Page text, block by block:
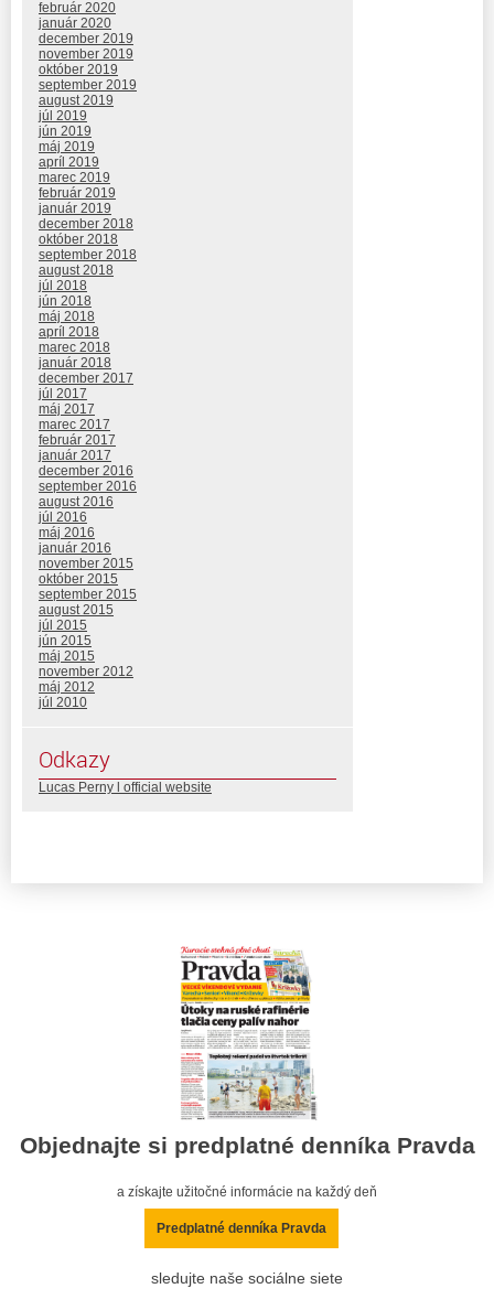
február 2020
január 2020
december 2019
november 2019
október 2019
september 2019
august 2019
júl 2019
jún 2019
máj 2019
apríl 2019
marec 2019
február 2019
január 2019
december 2018
október 2018
september 2018
august 2018
júl 2018
jún 2018
máj 2018
apríl 2018
marec 2018
január 2018
december 2017
júl 2017
máj 2017
marec 2017
február 2017
január 2017
december 2016
september 2016
august 2016
júl 2016
máj 2016
január 2016
november 2015
október 2015
september 2015
august 2015
júl 2015
jún 2015
máj 2015
november 2012
máj 2012
júl 2010
Odkazy
Lucas Perny l official website
Objednajte si predplatné denníka Pravda
a získajte užitočné informácie na každý deň
Predplatné denníka Pravda
sledujte naše sociálne siete